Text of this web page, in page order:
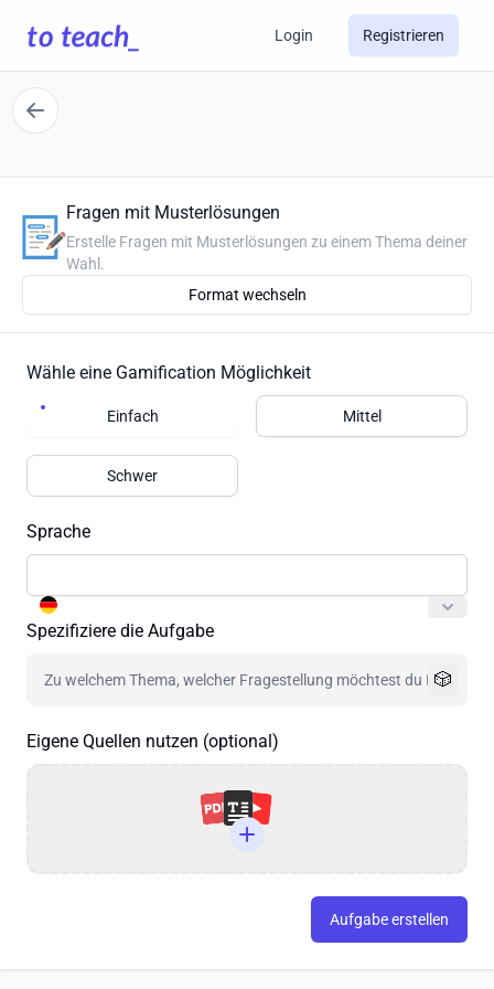
Login Registrieren
Fragen mit Musterlösungen
Erstelle Fragen mit Musterlösungen zu einem Thema deiner
Wahl.
Format wechseln
Wähle eine Gamification Möglichkeit
Einfach Mittel
Schwer
Sprache
Spezifiziere die Aufgabe
🎲
Eigene Quellen nutzen (optional)
Aufgabe erstellen